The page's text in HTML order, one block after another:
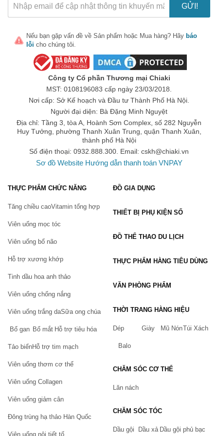
thường
Từ tuần thứ 2 bạn dùng 2 – 3 lần trong 1 tuần buổi tối trước khi
Review Kem đánh răng Eucryl có tốt không từ phía
khách hàng sử dụng
Collins: “Tôi đã mua kem đánh răng này cùng với bột Eucryl và
bàn chải đánh răng điện sau khi làm sạch răng chuyên nghiệp
khiến răng tôi vẫn còn bẩn. Tôi thực sự thích cả hai sản phẩm.
Tôi chỉ muốn ống kem đánh răng này lớn hơn một chút!”
Book Reader: “Tôi vừa sử dụng tuýp kem đánh răng Eucryl đầu
tiên của tôi và vợ tôi nói rằng răng của tôi trắng hơn đáng kể.
Chúng trông cũng trắng hơn đối với tôi, không phải màu trắng
rất dễ chịu và cho đến nay tôi chưa gặp vấn đề gì về nướu, vì
tuýp cho mình.
Cập nhật ngày 20/10/12. Tôi đã sử dụng sản phẩm này trong
một vài tháng và đã đến lúc sắp xếp lại. Vợ tôi nói răng của tôi
trắng hơn 100%. Tôi thích hương vị và không có vấn đề với sự
nhạy cảm của răng hoặc nướu. Tôi đoán đây là thương hiệu tốt
đối với tôi. Sản phẩm thật tuyệt. Nó đắt tiền và được vận chuyển
từ Anh, nhưng nó xứng đáng với tôi.”
thương mại điện tử Amazon.com (3.6/ 5 sao)
Một số câu hỏi thường gặp khi sử dụng Kem đánh
Kem đánh răng Eucryl có tốt không?
Kem đánh răng Ajona là sản phẩm chăm sóc răng miệng y tế
chuyên dụng đến của Anh, không chỉ được nghiên cứu sản xuất
bởi công nghệ tiến tiến, hiện đại của Anh mà trước khi đưa ra thị
trường, đến tay người tiêu dùng,
sản phẩm mỹ phẩm
trải qua quá trình kiểm định nghiêm ngặt, đáp ứng đầy đủ các
GỬI!
Nếu bạn gặp vấn đề về Sản phẩm hoặc Mua hàng? Hãy báo
lỗi cho chúng tôi.
Công ty Cổ phần Thương mại Chiaki
MST: 0108196083 cấp ngày 23/03/2018.
Nơi cấp: Sở Kế hoạch và Đầu tư Thành Phố Hà Nội.
Người đại diện: Bà Đặng Minh Nguyệt
Địa chỉ: Tầng 3, tòa A, Hoành Sơn Complex, số 282 Nguyễn
Huy Tưởng, phường Thanh Xuân Trung, quận Thanh Xuân,
thành phố Hà Nội
Số điện thoại: 0932.888.300. Email: cskh@chiaki.vn
Sơ đồ Website Hướng dẫn thanh toán VNPAY
THỰC PHẨM CHỨC NĂNG
Tăng chiều caoVitamin tổng hợp
Viên uống mọc tóc
Viên uống bổ não
Hỗ trợ xương khớp
Tinh dầu hoa anh thảo
Viên uống chống nắng
Viên uống trắng daSữa ong chúa
Bổ gan Bổ mắt Hỗ trợ tiêu hóa
Tảo biểnHỗ trợ tim mạch
Viên uống thơm cơ thể
Viên uống Collagen
Viên uống giảm cân
Đông trùng hạ thảo Hàn Quốc
Viên uống nội tiết tố
ĐỒ GIA DỤNG
THIẾT BỊ PHỤ KIỆN SỐ
ĐỒ THỂ THAO DU LỊCH
THỰC PHẨM HÀNG TIÊU DÙNG
VĂN PHÒNG PHẨM
THỜI TRANG HÀNG HIỆU
Dép Giày Mũ NónTúi Xách
Balo
CHĂM SÓC CƠ THỂ
Lăn nách
CHĂM SÓC TÓC
Dầu gội Dầu xả Dầu gội phủ bạc